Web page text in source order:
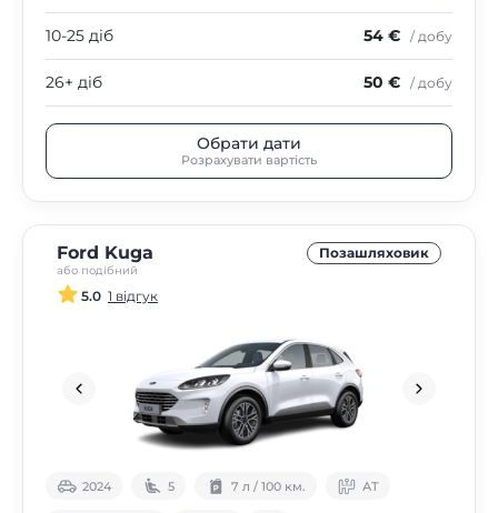
10-25 діб 54 € / добу
26+ діб 50 € / добу
Обрати дати
Розрахувати вартість
Ford Kuga
або подібний
Позашляховик
5.0 1 відгук
2024 5 7 л / 100 км. АТ